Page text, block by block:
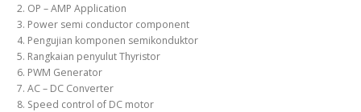
2. OP – AMP Application
3. Power semi conductor component
4. Pengujian komponen semikonduktor
5. Rangkaian penyulut Thyristor
6. PWM Generator
7. AC – DC Converter
8. Speed control of DC motor